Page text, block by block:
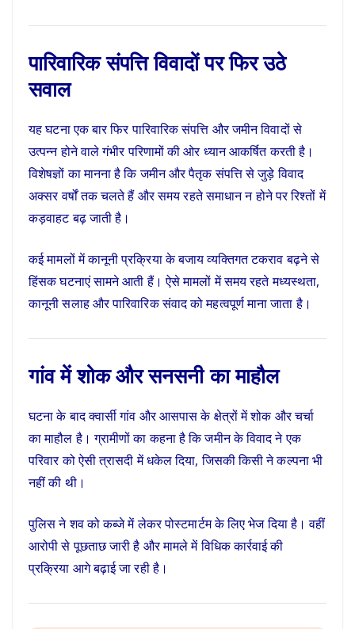
पारिवारिक संपत्ति विवादों पर फिर उठे
सवाल
यह घटना एक बार फिर पारिवारिक संपत्ति और जमीन विवादों से
उत्पन्न होने वाले गंभीर परिणामों की ओर ध्यान आकर्षित करती है।
विशेषज्ञों का मानना है कि जमीन और पैतृक संपत्ति से जुड़े विवाद
अक्सर वर्षों तक चलते हैं और समय रहते समाधान न होने पर रिश्तों में
कड़वाहट बढ़ जाती है।
कई मामलों में कानूनी प्रक्रिया के बजाय व्यक्तिगत टकराव बढ़ने से
हिंसक घटनाएं सामने आती हैं। ऐसे मामलों में समय रहते मध्यस्थता,
कानूनी सलाह और पारिवारिक संवाद को महत्वपूर्ण माना जाता है।
गांव में शोक और सनसनी का माहौल
घटना के बाद क्वार्सी गांव और आसपास के क्षेत्रों में शोक और चर्चा
का माहौल है। ग्रामीणों का कहना है कि जमीन के विवाद ने एक
परिवार को ऐसी त्रासदी में धकेल दिया, जिसकी किसी ने कल्पना भी
नहीं की थी।
पुलिस ने शव को कब्जे में लेकर पोस्टमार्टम के लिए भेज दिया है। वहीं
आरोपी से पूछताछ जारी है और मामले में विधिक कार्रवाई की
प्रक्रिया आगे बढ़ाई जा रही है।